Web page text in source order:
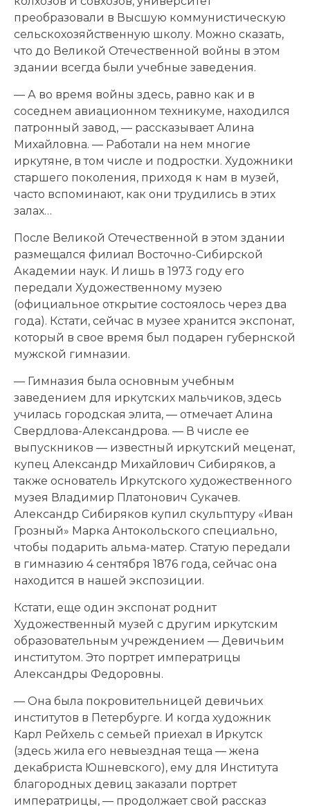
преобразовали в Высшую коммунистическую
сельскохозяйственную школу. Можно сказать,
что до Великой Отечественной войны в этом
здании всегда были учебные заведения.
— А во время войны здесь, равно как и в
соседнем авиационном техникуме, находился
патронный завод, — рассказывает Алина
Михайловна. — Работали на нем многие
иркутяне, в том числе и подростки. Художники
старшего поколения, приходя к нам в музей,
часто вспоминают, как они трудились в этих
залах…
После Великой Отечественной в этом здании
размещался филиал Восточно-Сибирской
Академии наук. И лишь в 1973 году его
передали Художественному музею
(официальное открытие состоялось через два
года). Кстати, сейчас в музее хранится экспонат,
который в свое время был подарен губернской
мужской гимназии.
— Гимназия была основным учебным
заведением для иркутских мальчиков, здесь
училась городская элита, — отмечает Алина
Свердлова-Александрова. — В числе ее
выпускников — известный иркутский меценат,
купец Александр Михайлович Сибиряков, а
также основатель Иркутского художественного
музея Владимир Платонович Сукачев.
Александр Сибиряков купил скульптуру «Иван
Грозный» Марка Антокольского специально,
чтобы подарить альма-матер. Статую передали
в гимназию 4 сентября 1876 года, сейчас она
находится в нашей экспозиции.
Кстати, еще один экспонат роднит
Художественный музей с другим иркутским
образовательным учреждением — Девичьим
институтом. Это портрет императрицы
Александры Федоровны.
— Она была покровительницей девичьих
институтов в Петербурге. И когда художник
Карл Рейхель с семьей приехал в Иркутск
(здесь жила его невыездная теща — жена
декабриста Юшневского), ему для Института
благородных девиц заказали портрет
императрицы, — продолжает свой рассказ